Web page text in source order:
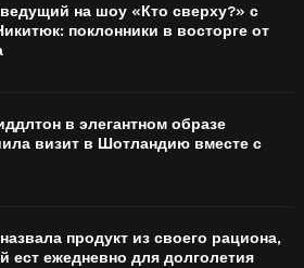
на шоу «Кто сверху?» с
поклонники в восторге от
в элегантном образе
визит в Шотландию вместе с
продукт из своего рациона,
ест ежедневно для долголетия